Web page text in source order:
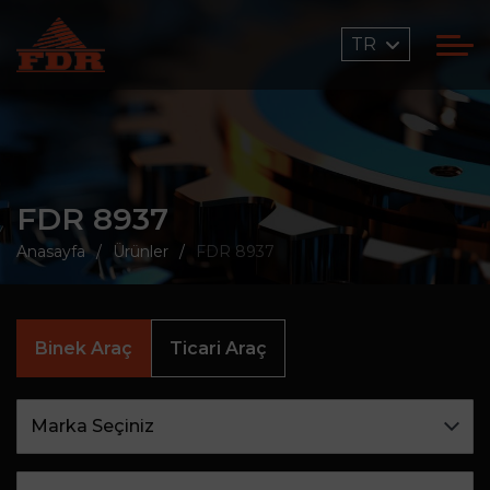
TR
FDR 8937
Anasayfa Ürünler FDR 8937
Binek Araç Ticari Araç